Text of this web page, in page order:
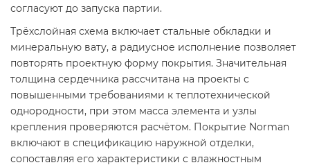
согласуют до запуска партии.
Трёхслойная схема включает стальные обкладки и
минеральную вату, а радиусное исполнение позволяет
повторять проектную форму покрытия. Значительная
толщина сердечника рассчитана на проекты с
повышенными требованиями к теплотехнической
однородности, при этом масса элемента и узлы
крепления проверяются расчётом. Покрытие Norman
включают в спецификацию наружной отделки,
сопоставляя его характеристики с влажностным